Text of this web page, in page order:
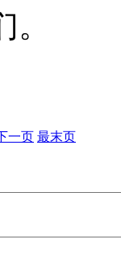
一页 最末页